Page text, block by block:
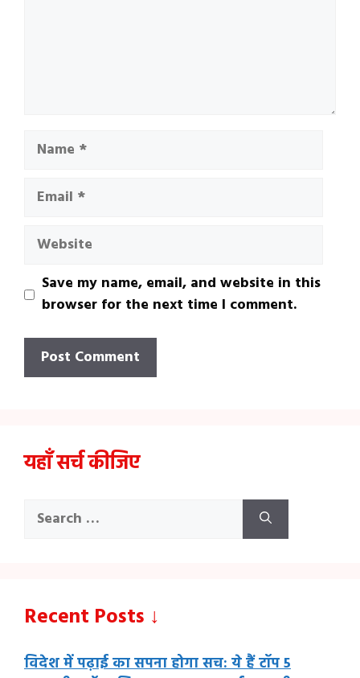
Name
Email
Website
Save my name, email, and website in this
browser for the next time I comment.
यहाँ सर्च कीजिए
Search
Recent Posts ↓
विदेश में पढ़ाई का सपना होगा सच: ये हैं टॉप 5